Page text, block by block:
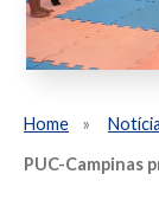
Home
PUC-Campinas